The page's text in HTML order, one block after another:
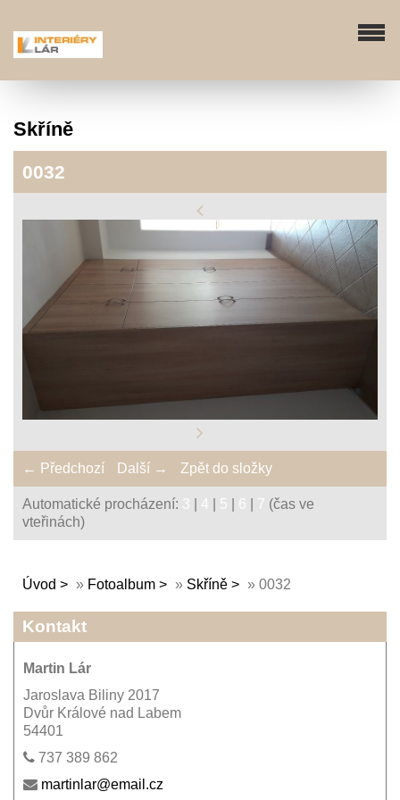
Skříně
0032
← Předchozí Další → Zpět do složky
Automatické procházení: 3 4 5 6 7 (čas ve
vteřinách)
Úvod » Fotoalbum » Skříně » 0032
Kontakt
Martin Lár
Jaroslava Biliny 2017
Dvůr Králové nad Labem
54401
737 389 862
martinlar@email.cz